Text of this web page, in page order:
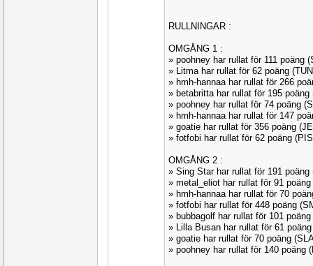
RULLNINGAR :
OMGÅNG 1 :
» poohney har rullat för 111 poäng
» Litma har rullat för 62 poäng
» hmh-hannaa har rullat för 266
» betabritta har rullat för 195 poäng
» poohney har rullat för 74 poäng
» hmh-hannaa har rullat för 147
» goatie har rullat för 356 poäng
» fotfobi har rullat för 62 poäng
OMGÅNG 2 :
» Sing Star har rullat för 191 poäng
» metal_eliot har rullat för 91 poäng
» hmh-hannaa har rullat för 70
» fotfobi har rullat för 448 poäng
» bubbagolf har rullat för 101
» Lilla Busan har rullat för 61
» goatie har rullat för 70 poäng
» poohney har rullat för 140 poäng